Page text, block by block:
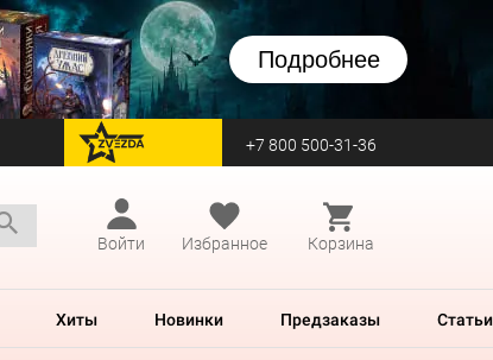
Подробнее
перейти на Zvezda +7 800 500-31-36
Войти
Избранное Корзина
Хиты Новинки Предзаказы Статьи